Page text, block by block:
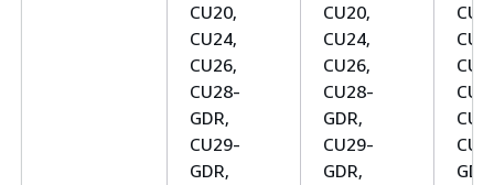
CU20,
CU24,
CU26,
CU28-
GDR,
CU29-
GDR,
CU20,
CU24,
CU26,
CU28-
GDR,
CU29-
GDR,